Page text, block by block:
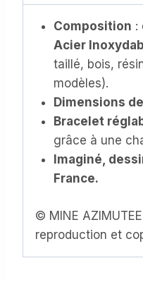
Acier
Inoxydable,
personnalisée
modifiable
Composition :
Acier
taillé, bois,
modèles).
Dimensions
Bracelet
grâce à une
Imaginé,
France.
© MINE
reproduction et